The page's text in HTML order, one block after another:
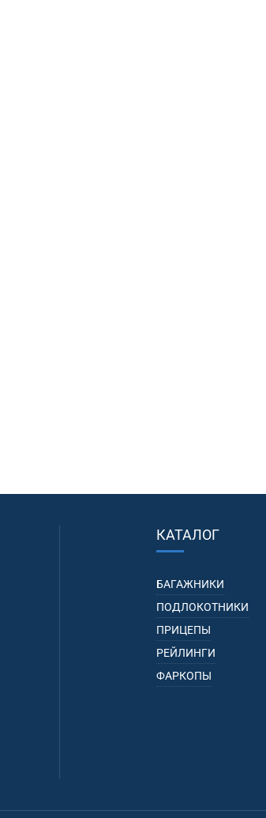
КАТАЛОГ
БАГАЖНИКИ
ПОДЛОКОТНИКИ
ПРИЦЕПЫ
РЕЙЛИНГИ
ФАРКОПЫ